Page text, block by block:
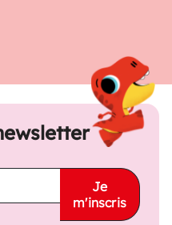
Je
m'inscris